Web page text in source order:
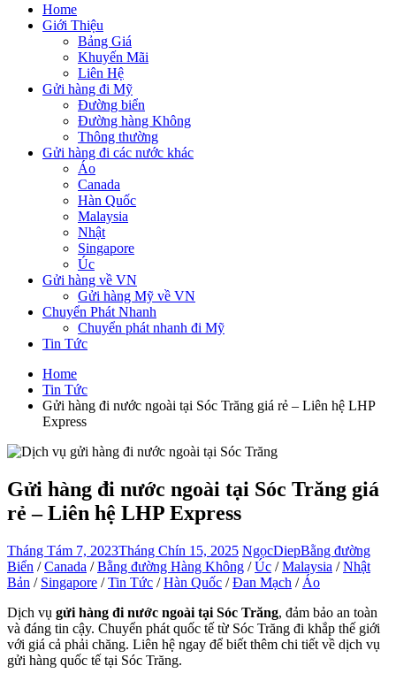
Home
Giới Thiệu
Bảng Giá
Khuyến Mãi
Liên Hệ
Gửi hàng đi Mỹ
Đường biển
Đường hàng Không
Thông thường
Gửi hàng đi các nước khác
Áo
Canada
Hàn Quốc
Malaysia
Nhật
Singapore
Úc
Gửi hàng về VN
Gửi hàng Mỹ về VN
Chuyển Phát Nhanh
Chuyển phát nhanh đi Mỹ
Tin Tức
Home
Tin Tức
Gửi hàng đi nước ngoài tại Sóc Trăng giá rẻ – Liên hệ LHP
Express
Gửi hàng đi nước ngoài tại Sóc Trăng giá
rẻ – Liên hệ LHP Express
Tháng Tám 7, 2023Tháng Chín 15, 2025 NgọcDiepBằng đường
Biển /Canada /Bằng đường Hàng Không /Úc /Malaysia /Nhật
Bản / Singapore /Tin Tức /Hàn Quốc /Đan Mạch / Áo
Dịch vụ gửi hàng đi nước ngoài tại Sóc Trăng, đảm bảo an toàn
và đáng tin cậy. Chuyển phát quốc tế từ Sóc Trăng đi khắp thế giới
với giá cả phải chăng. Liên hệ ngay để biết thêm chi tiết về dịch vụ
gửi hàng quốc tế tại Sóc Trăng.